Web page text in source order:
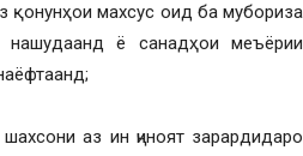
қонунҳои махсус оид ба мубориза
ё санадҳои меъёрии
аз ин ҷиноят зарардидаро